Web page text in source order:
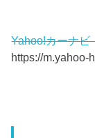
Yahoo!カーナ
https://m.yahoo-